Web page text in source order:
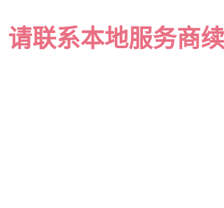
联系本地服务商续
零件组装成的。譬如汽车上的一个螺丝，
的发生。所以说不要小看机器上的每一个
作外，还保证了产品的质量，的机器零件
产品的质量问题刀片有重大关系，如果刀
而且刀片属于易损物品，如果用劣质的材